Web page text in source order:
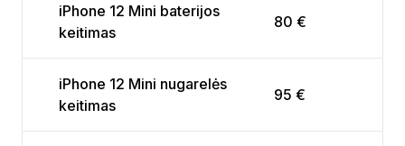
iPhone 12 Mini baterijos
keitimas
80 €
iPhone 12 Mini nugarelės
keitimas
95 €